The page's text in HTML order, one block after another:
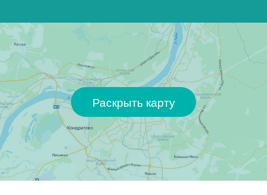
Раскрыть карту